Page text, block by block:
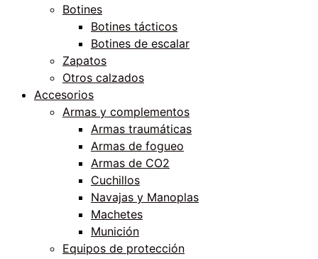
Botines
Botines tácticos
Botines de escalar
Zapatos
Otros calzados
Accesorios
Armas y complementos
Armas traumáticas
Armas de fogueo
Armas de CO2
Cuchillos
Navajas y Manoplas
Machetes
Munición
Equipos de protección